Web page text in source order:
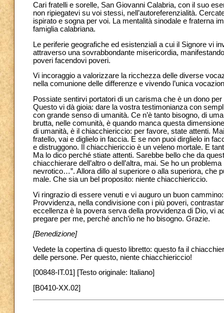
Cari fratelli e sorelle, San Giovanni Calabria, con il suo
non ripiegatevi su voi stessi, nell’autoreferenzialità.
ispirato e sogna per voi. La mentalità sinodale e fraterna
famiglia calabriana.
Le periferie geografiche ed esistenziali a cui il Signore vi
attraverso una sovrabbondante misericordia,
poveri facendovi poveri.
Vi incoraggio a valorizzare la ricchezza delle diverse
nella comunione delle differenze e vivendo l’unica
Possiate sentirvi portatori di un carisma che è un dono
Questo vi dà gioia: dare la vostra testimonianza con
con grande senso di umanità. Ce n’è tanto bisogno, di
brutta, nelle comunità, è quando manca questa
di umanità, è il chiacchiericcio: per favore, state attenti.
fratello, vai e diglielo in faccia. E se non puoi dirglielo in
e distruggono. Il chiacchiericcio è un veleno mortale. E
Ma lo dico perché stiate attenti. Sarebbe bello che da
chiacchierare dell’altro o dell’altra, mai. Se ho un
nevrotico…”. Allora dillo al superiore o alla superiora, che
male. Che sia un bel proposito: niente chiacchiericcio.
Vi ringrazio di essere venuti e vi auguro un buon
Provvidenza, nella condivisione con i più poveri,
eccellenza è la povera serva della provvidenza di Dio, vi
pregare per me, perché anch’io ne ho bisogno. Grazie.
[Benedizione]
Vedete la copertina di questo libretto: questo fa il
delle persone. Per questo, niente chiacchiericcio!
[00848-IT.01] [Testo originale: Italiano]
[B0410-XX.02]